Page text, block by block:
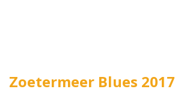
Zoetermeer Blues 2017